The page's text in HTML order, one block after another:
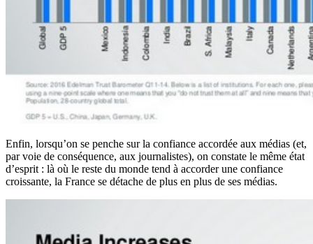
Enfin, lorsqu’on se penche sur la confiance accordée aux médias (et,
par voie de conséquence, aux journalistes), on constate le même état
d’esprit : là où le reste du monde tend à accorder une confiance
croissante, la France se détache de plus en plus de ses médias.